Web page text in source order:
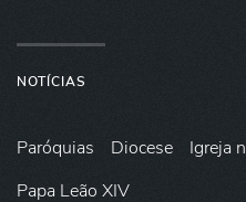
NOTÍCIAS
Paróquias Diocese Igreja
Papa Leão XIV